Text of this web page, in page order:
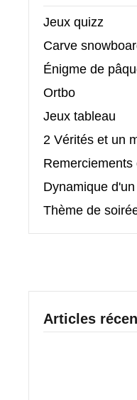
Jeux quizz
Carve
Énigme de
Ortbo
Jeux tableau
2 Vérités et un
Dynamique
Thème de
Articles